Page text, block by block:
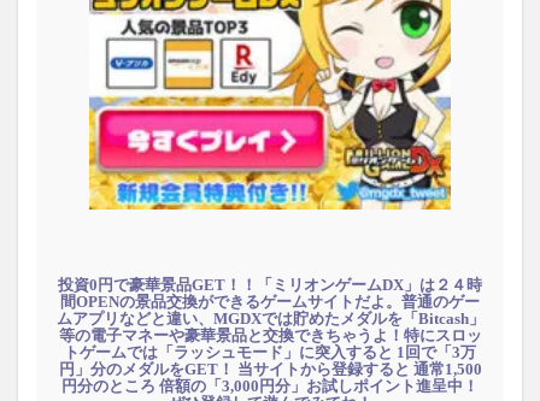
投資0円で豪華景品GET！！「ミリオンゲームDX」は２４時
間OPENの景品交換ができるゲームサイトだよ。普通のゲー
ムアプリなどと違い、MGDXでは貯めたメダルを「Bitcash」
等の電子マネーや豪華景品と交換できちゃうよ！特にスロッ
トゲームでは「ラッシュモード」に突入すると 1回で「3万
円」分のメダルをGET！ 当サイトから登録すると 通常1,500
円分のところ 倍額の「3,000円分」お試しポイント進呈中！